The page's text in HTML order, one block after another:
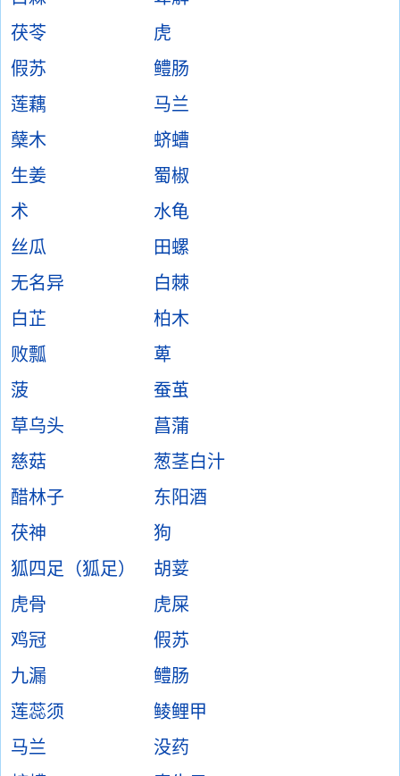
茯苓
虎
假苏
鳢肠
莲藕
马兰
蘖木
蛴螬
生姜
蜀椒
术
水龟
丝瓜
田螺
无名异
白棘
白芷
柏木
败瓢
萆
菠
蚕茧
草乌头
菖蒲
慈菇
葱茎白汁
醋林子
东阳酒
茯神
狗
狐四足（狐足）
胡荽
虎骨
虎屎
鸡冠
假苏
九漏
鳢肠
莲蕊须
鲮鲤甲
马兰
没药